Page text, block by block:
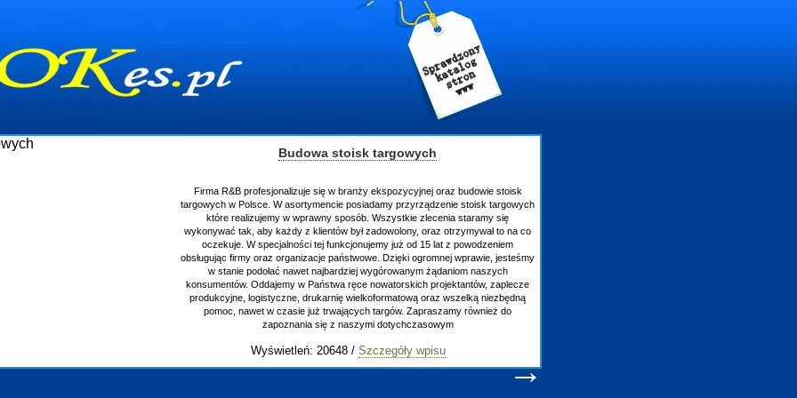
Budowa stoisk targowych
Firma R&B profesjonalizuje się w branży ekspozycyjnej oraz budowie stoisk
targowych w Polsce. W asortymencie posiadamy przyrządzenie stoisk targowych
które realizujemy w wprawny sposób. Wszystkie zlecenia staramy się
wykonywać tak, aby każdy z klientów był zadowolony, oraz otrzymywał to na co
oczekuje. W specjalności tej funkcjonujemy już od 15 lat z powodzeniem
obsługując firmy oraz organizacje państwowe. Dzięki ogromnej wprawie, jesteśmy
w stanie podołać nawet najbardziej wygórowanym żądaniom naszych
konsumentów. Oddajemy w Państwa ręce nowatorskich projektantów, zaplecze
produkcyjne, logistyczne, drukarnię wielkoformatową oraz wszelką niezbędną
pomoc, nawet w czasie już trwających targów. Zapraszamy również do
zapoznania się z naszymi dotychczasowym
Wyświetleń: 20648 / Szczegóły wpisu
→